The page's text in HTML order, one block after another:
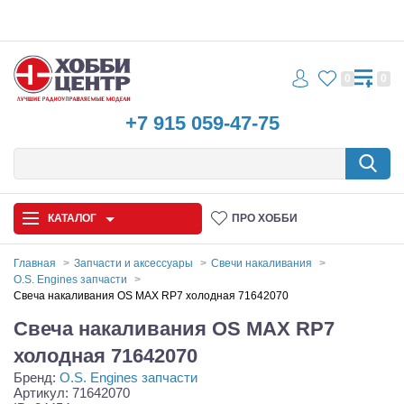
+7 915 059-47-75
0 0
КАТАЛОГ ПРО ХОББИ
Автомодели
Запчасти и аксессуары
Игрушки
Главная Запчасти и аксессуары
Свечи накаливания
O.S. Engines запчасти
Свеча накаливания OS MAX RP7 холодная 71642070
Свеча накаливания OS MAX RP7
холодная 71642070
Бренд: O.S. Engines запчасти
Артикул: 71642070